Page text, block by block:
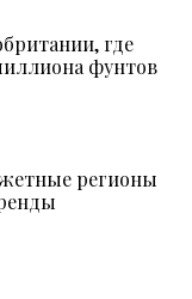
где
фунтов
регионы